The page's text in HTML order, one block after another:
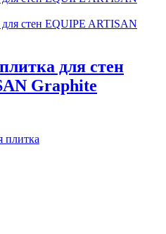
для стен
Graphite
плитка